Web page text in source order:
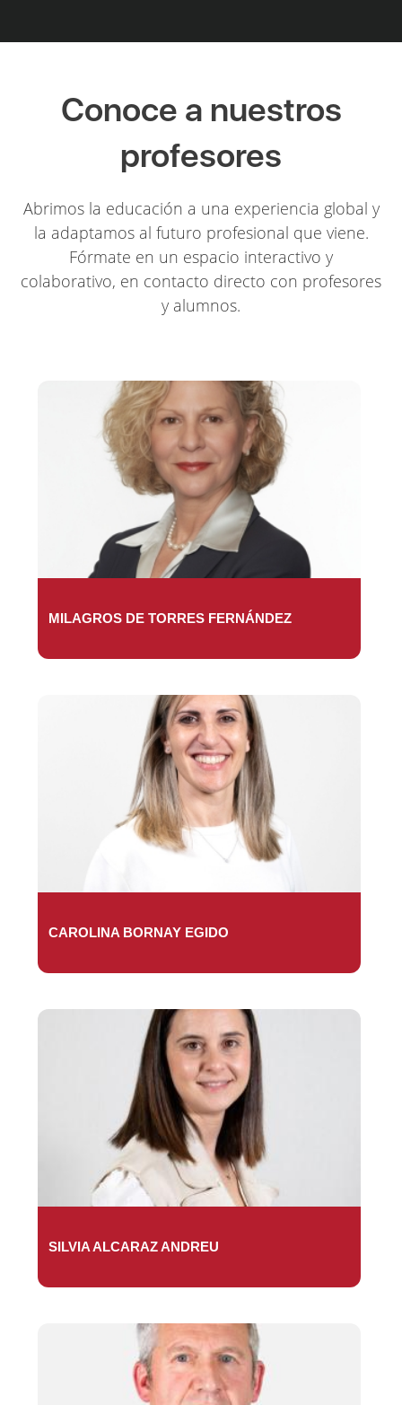
Conoce a nuestros
profesores
Abrimos la educación a una experiencia global y
la adaptamos al futuro profesional que viene.
Fórmate en un espacio interactivo y
colaborativo, en contacto directo con profesores
y alumnos.
MILAGROS DE TORRES FERNÁNDEZ
CAROLINA BORNAY EGIDO
SILVIA ALCARAZ ANDREU